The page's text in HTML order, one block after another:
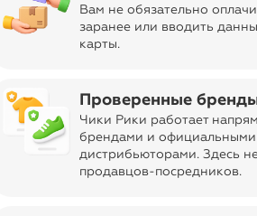
Вам не обязательно
заранее или вводить
карты.
Проверенные
Чики Рики работает
брендами и официальными
дистрибьюторами. Здесь
продавцов-посредников.